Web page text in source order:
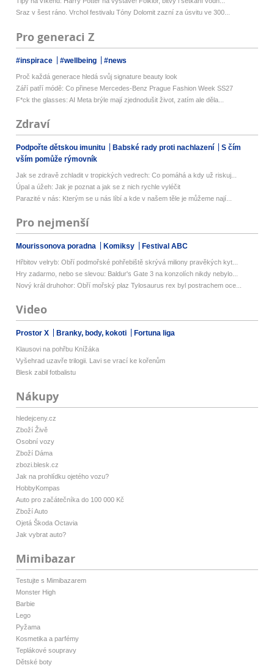
Sraz v šest ráno. Vrchol festivalu Tóny Dolomit zazní za úsvitu ve 300...
Pro generaci Z
#inspirace #wellbeing #news
Proč každá generace hledá svůj signature beauty look
Září patří módě: Co přinese Mercedes-Benz Prague Fashion Week SS27
F*ck the glasses: AI Meta brýle mají zjednodušit život, zatím ale děla...
Zdraví
Podpořte dětskou imunitu Babské rady proti nachlazení
S čím
vším pomůže rýmovník
Jak se zdravě zchladit v tropických vedrech: Co pomáhá a kdy už riskuj...
Úpal a úžeh: Jak je poznat a jak se z nich rychle vyléčit
Parazité v nás: Kterým se u nás líbí a kde v našem těle je můžeme nají...
Pro nejmenší
Mourissonova poradna Komiksy Festival ABC
Hřbitov velryb: Obří podmořské pohřebiště skrývá miliony pravěkých kyt...
Hry zadarmo, nebo se slevou: Baldur's Gate 3 na konzolích nikdy nebylo...
Nový král druhohor: Obří mořský plaz Tylosaurus rex byl postrachem oce...
Video
Prostor X Branky, body, kokoti Fortuna liga
Klausovi na pohřbu Knížáka
Vyšehrad uzavře trilogii. Lavi se vrací ke kořenům
Blesk zabil fotbalistu
Nákupy
hledejceny.cz
Zboží Živě
Osobní vozy
Zboží Dáma
zbozi.blesk.cz
Jak na prohlídku ojetého vozu?
HobbyKompas
Auto pro začátečníka do 100 000 Kč
Zboží Auto
Ojetá Škoda Octavia
Jak vybrat auto?
Mimibazar
Testujte s Mimibazarem
Monster High
Barbie
Lego
Pyžama
Kosmetika a parfémy
Teplákové soupravy
Dětské boty